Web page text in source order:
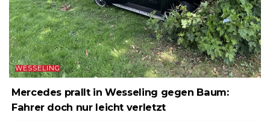
WESSELING
Mercedes prallt in Wesseling gegen Baum:
Fahrer doch nur leicht verletzt